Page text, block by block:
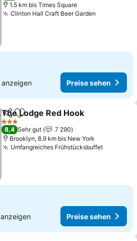
1.5 km bis Times Square
Clinton Hall Craft Beer Garden
anzeigen Preise sehen
TeilenZu Favoriten hinzufügen
The Lodge Red Hook
3 Sterne
8,4 Sehr gut
7 290
Brooklyn, 8.9 km bis New York
Umfangreiches Frühstücksbuffet
anzeigen Preise sehen